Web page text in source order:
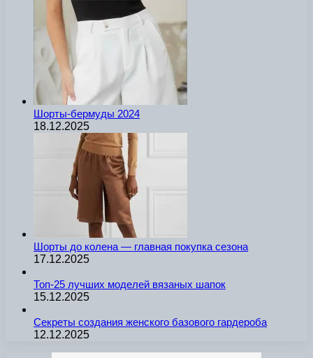
Шорты-бермуды 2024
18.12.2025
Шорты до колена — главная покупка сезона
17.12.2025
Топ-25 лучших моделей вязаных шапок
15.12.2025
Секреты создания женского базового гардероба
12.12.2025